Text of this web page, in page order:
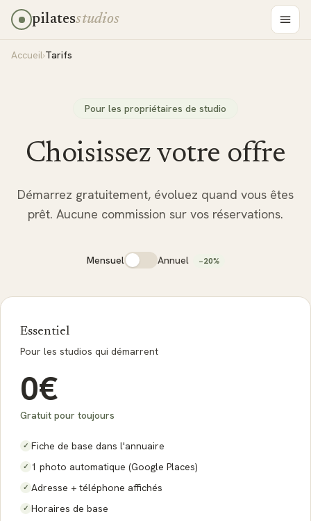
pilatesstudios
Accueil›Tarifs
Pour les propriétaires de studio
Choisissez votre offre
Démarrez gratuitement, évoluez quand vous êtes
prêt. Aucune commission sur vos réservations.
Mensuel Annuel −20%
Essentiel
Pour les studios qui démarrent
0€
Gratuit pour toujours
✓ Fiche de base dans l'annuaire
✓ 1 photo automatique (Google Places)
✓ Adresse + téléphone affichés
✓ Horaires de base